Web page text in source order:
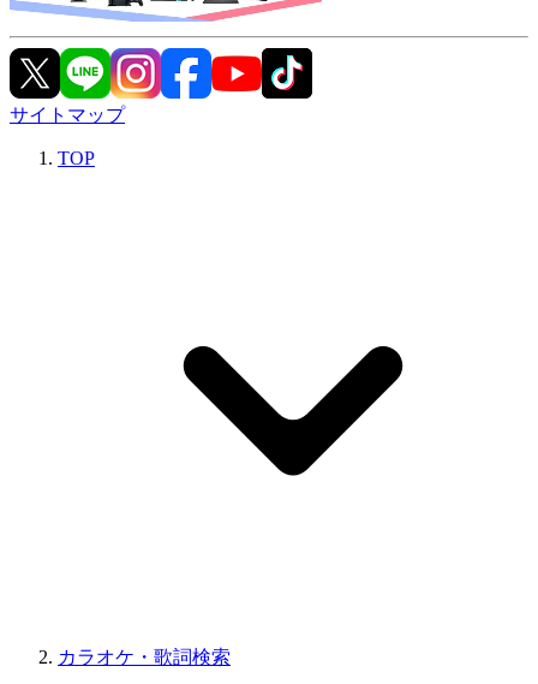
サイトマップ
TOP
カラオケ・歌詞検索